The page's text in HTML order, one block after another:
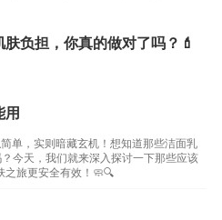
负担，你真的做对了吗？💄
用
单，实则暗藏玄机！想知道那些洁面乳
今天，我们就来深入探讨一下那些应该
之旅更安全有效！🧼🔍